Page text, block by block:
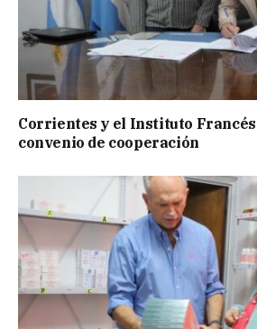
Corrientes y el Instituto
convenio de cooperación